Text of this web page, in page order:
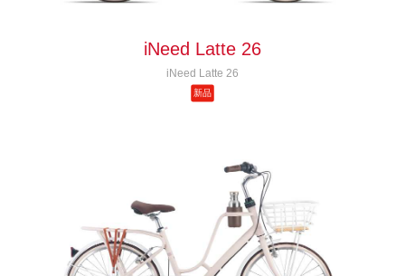
iNeed Latte 26
iNeed Latte 26
新品